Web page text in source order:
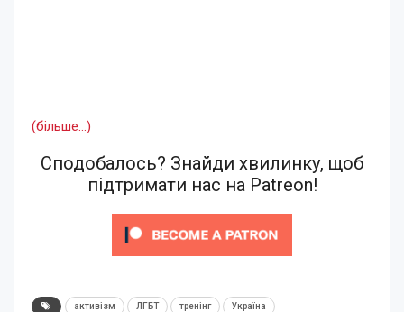
(більше…)
Сподобалось? Знайди хвилинку, щоб
підтримати нас на Patreon!
активізм ЛГБТ тренінг Україна